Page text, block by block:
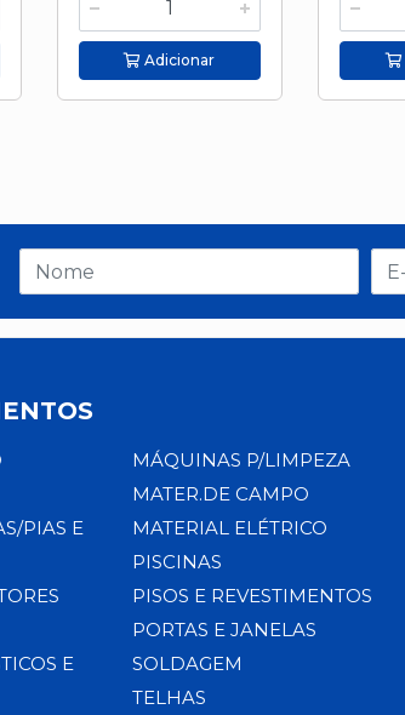
Adicionar
PIAS E
E
MÁQUINAS P/LIMPEZA
MATER.DE CAMPO
MATERIAL ELÉTRICO
PISCINAS
PISOS E REVESTIMENTOS
PORTAS E JANELAS
SOLDAGEM
TELHAS